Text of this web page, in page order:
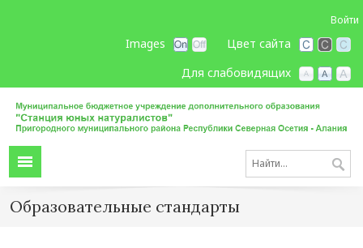
Войти
Цвет сайта
Images
Для слабовидящих
Образовательные стандарты